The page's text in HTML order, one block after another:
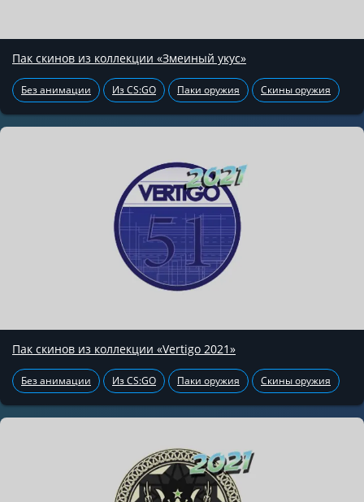
Пак скинов из коллекции «Змеиный укус»
Без анимации Из CS:GO Паки оружия Скины оружия
Пак скинов из коллекции «Vertigo 2021»
Без анимации Из CS:GO Паки оружия Скины оружия